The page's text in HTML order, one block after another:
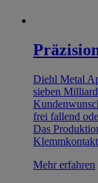
Diehl Metal
sieben
frei fallend
Das
Mehr erfahren